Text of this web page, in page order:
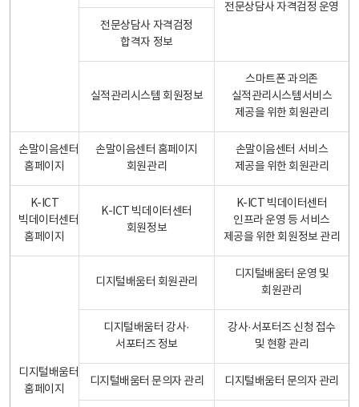
전문상담사 자격검정 운영
전문상담사 자격검정
합격자 정보
실적관리시스템 회원정보
스마트폰 과의존
실적관리시스템서비스
제공을 위한 회원관리
손말이음센터
홈페이지
손말이음센터 홈페이지
회원관리
손말이음센터 서비스
제공을 위한 회원관리
K-ICT
빅데이터센터
홈페이지
K-ICT 빅데이터센터
회원정보
K-ICT 빅데이터센터
인프라 운영 등 서비스
제공을 위한 회원정보 관리
디지털배움터
홈페이지
디지털배움터 회원관리
디지털배움터 운영 및
회원관리
디지털배움터 강사·
서포터즈 정보
강사·서포터즈 신청 접수
및 현황 관리
디지털배움터 문의자 관리 디지털배움터 문의자 관리